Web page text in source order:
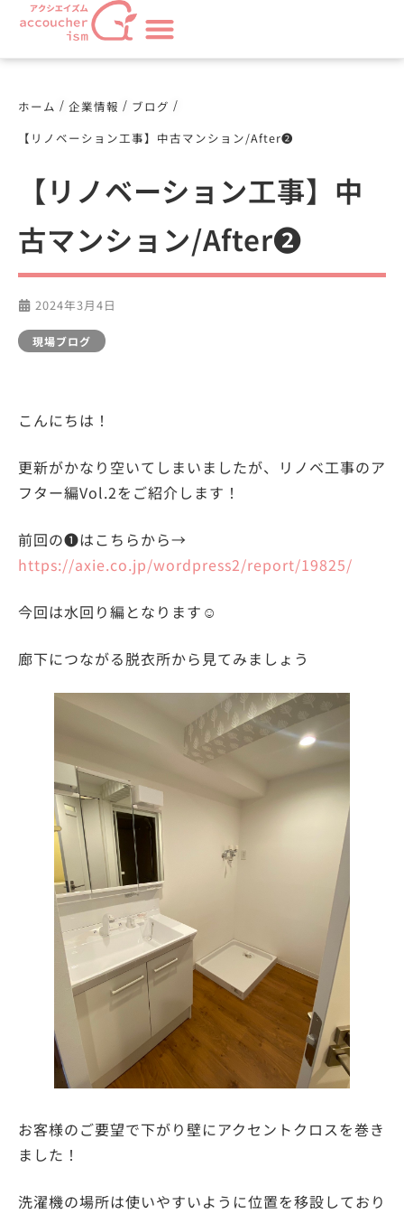
ホーム / 企業情報 / ブログ /
【リノベーション工事】中古マンション/After❷
【リノベーション工事】中
古マンション/After❷
2024年3月4日
現場ブログ
こんにちは！
更新がかなり空いてしまいましたが、リノベ工事のア
フター編Vol.2をご紹介します！
前回の❶はこちらから→
https://axie.co.jp/wordpress2/report/19825/
今回は水回り編となります☺
廊下につながる脱衣所から見てみましょう
お客様のご要望で下がり壁にアクセントクロスを巻き
ました！
洗濯機の場所は使いやすいように位置を移設しており